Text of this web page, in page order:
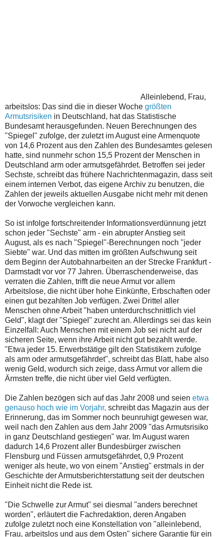
Alleinlebend, Frau,
arbeitslos: Das sind die in dieser Woche größten
Armutsrisiken in Deutschland, hat das Statistische
Bundesamt herausgefunden. Neuen Berechnungen des
"Spiegel" zufolge, der zuletzt im August eine Armenquote
von 14,6 Prozent aus den Zahlen des Bundesamtes gelesen
hatte, sind nunmehr schon 15,5 Prozent der Menschen in
Deutschland arm oder armutsgefährdet. Betroffen sei jeder
Sechste, schreibt das frühere Nachrichtenmagazin, dass seit
einem internen Verbot, das eigene Archiv zu benutzen, die
Zahlen der jeweils aktuellen Ausgabe nicht mehr mit denen
der Vorwoche vergleichen kann.
So ist infolge fortschreitender Informationsverdünnung jetzt
schon jeder "Sechste" arm - ein abrupter Anstieg seit
August, als es nach "Spiegel"-Berechnungen noch "jeder
Siebte" war. Und das mitten im größten Aufschwung seit
dem Beginn der Autobahnarbeiten an der Strecke Frankfurt -
Darmstadt vor vor 77 Jahren. Überraschenderweise, das
verraten die Zahlen, trifft die neue Armut vor allem
Arbeitslose, die nicht über hohe Einkünfte, Erbschaften oder
einen gut bezahlten Job verfügen. Zwei Drittel aller
Menschen ohne Arbeit "haben unterdurchschnittlich viel
Geld", klagt der "Spiegel" zurecht an. Allerdings sei das kein
Einzelfall: Auch Menschen mit einem Job sei nicht auf der
sicheren Seite, wenn ihre Arbeit nicht gut bezahlt werde.
"Etwa jeder 15. Erwerbstätige gilt den Statistikern zufolge
als arm oder armutsgefährdet", schreibt das Blatt, habe also
wenig Geld, wodurch sich zeige, dass Armut vor allem die
Ärmsten treffe, die nicht über viel Geld verfügten.
Die Zahlen bezögen sich auf das Jahr 2008 und seien etwa
genauso hoch wie im Vorjahr, schreibt das Magazin aus der
Erinnerung, das im Sommer noch beunruhigt gewesen war,
weil nach den Zahlen aus dem Jahr 2009 "das Armutsrisiko
in ganz Deutschland gestiegen" war. Im August waren
dadurch 14,6 Prozent aller Bundesbürger zwischen
Flensburg und Füssen armutsgefährdet, 0,9 Prozent
weniger als heute, wo von einem "Anstieg" erstmals in der
Geschichte der Armutsberichterstattung seit der deutschen
Einheit nicht die Rede ist.
"Die Schwelle zur Armut" sei diesmal "anders berechnet
worden", erläutert die Fachredaktion, deren Angaben
zufolge zuletzt noch eine Konstellation von "alleinlebend,
Frau, arbeitslos und aus dem Osten" sichere Garantie für ein